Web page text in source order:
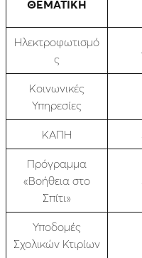
ΘΕΜΑΤΙΚΗ
Ηλεκτροφωτισμό
ς
Κοινωνικές
Υπηρεσίες
ΚΑΠΗ
Πρόγραμμα
«Βοήθεια στο
Σπίτι»
Υποδομές
Σχολικών Κτιρίων